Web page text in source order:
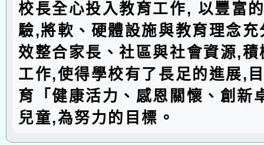
校長全心投入教育工作, 以豐富
驗,將軟、硬體設施與教育理念
效整合家長、社區與社會資源,
工作,使得學校有了長足的進展,
育「健康活力、感恩關懷、創新
兒童,為努力的目標。